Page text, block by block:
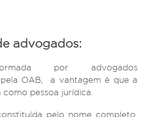
advogados:
por advogados
OAB, a vantagem é que a
pessoa jurídica.
pelo nome completo,